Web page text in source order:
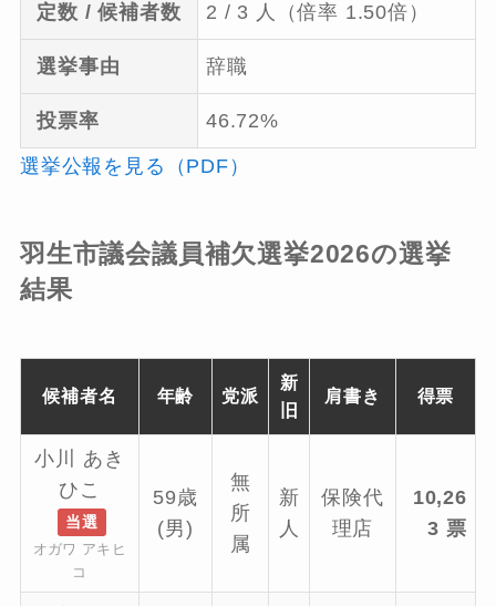
定数 / 候補者数 2 / 3 人（倍率 1.50倍）
選挙事由 辞職
投票率 46.72%
選挙公報を見る（PDF）
羽生市議会議員補欠選挙2026の選挙
結果
候補者名 年齢 党派
新
旧
肩書き 得票
小川 あき
ひこ
当選
オガワ アキヒ
コ
59歳
(男)
無
所
属
新
人
保険代
理店
10,26
3 票